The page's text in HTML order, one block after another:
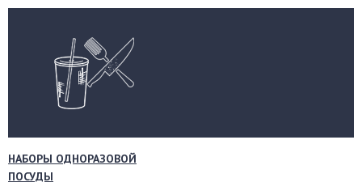
НАБОРЫ ОДНОРАЗОВОЙ
ПОСУДЫ